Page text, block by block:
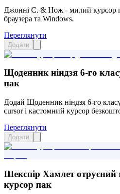
Джонні С. & Нож - милий курсор
браузера та Windows.
Переглянути
Додати
Щоденник ніндзя 6-го
пак
Додай Щоденник ніндзя 6-го
cursor і кастомний курсор
Переглянути
Додати
Шекспір Хамлет отруєний
курсор пак